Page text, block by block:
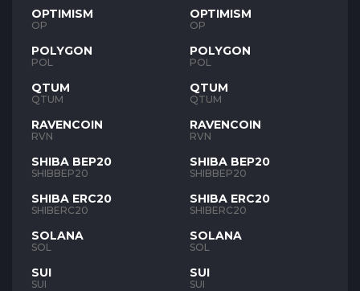
OPTIMISM
OP
POLYGON
POL
QTUM
QTUM
RAVENCOIN
RVN
SHIBA BEP20
SHIBBEP20
SHIBA ERC20
SHIBERC20
SOLANA
SOL
SUI
SUI
OPTIMISM
OP
POLYGON
POL
QTUM
QTUM
RAVENCOIN
RVN
SHIBA BEP20
SHIBBEP20
SHIBA ERC20
SHIBERC20
SOLANA
SOL
SUI
SUI